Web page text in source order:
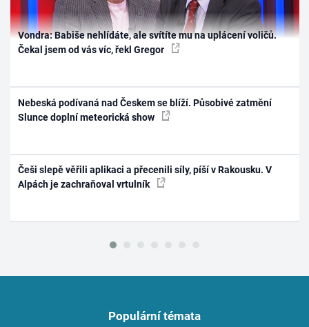
Vondra: Babiše nehlídáte, ale svítíte mu na uplácení voličů.
Čekal jsem od vás víc, řekl Gregor
Nebeská podívaná nad Českem se blíží. Působivé zatmění
Slunce doplní meteorická show
Češi slepě věřili aplikaci a přecenili síly, píší v Rakousku. V
Alpách je zachraňoval vrtulník
Populární témata